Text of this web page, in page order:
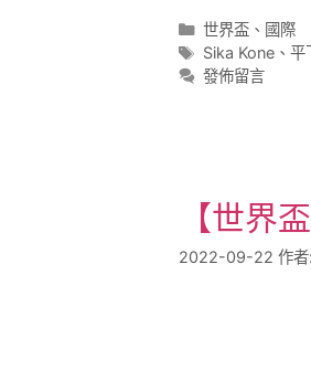
世界盃、 國際
Sika Kone、 平
發佈留言
【世界
2022-09-22 作者: